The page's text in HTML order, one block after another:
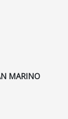
MARINO